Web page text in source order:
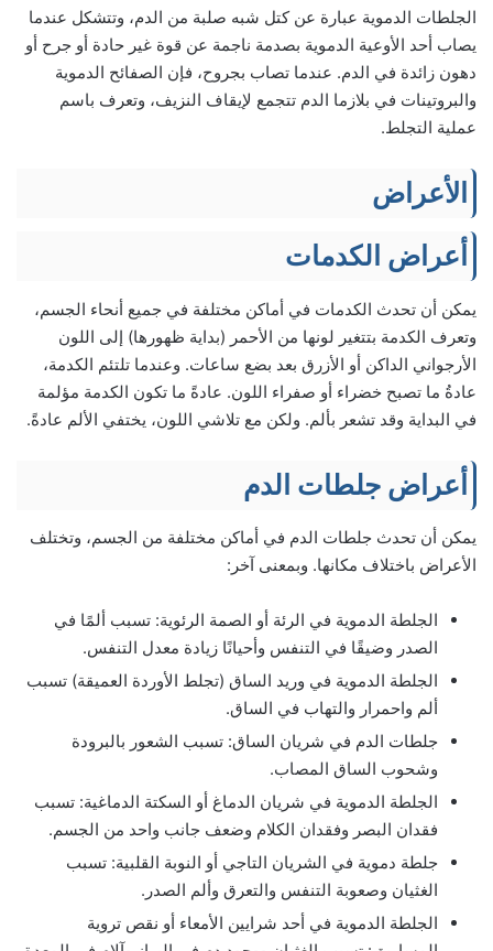
الجلطات الدموية عبارة عن كتل شبه صلبة من الدم، وتتشكل عندما
يصاب أحد الأوعية الدموية بصدمة ناجمة عن قوة غير حادة أو جرح أو
دهون زائدة في الدم. عندما تصاب بجروح، فإن الصفائح الدموية
والبروتينات في بلازما الدم تتجمع لإيقاف النزيف، وتعرف باسم
عملية التجلط.
الأعراض
أعراض الكدمات
يمكن أن تحدث الكدمات في أماكن مختلفة في جميع أنحاء الجسم،
وتعرف الكدمة بتتغير لونها من الأحمر (بداية ظهورها) إلى اللون
الأرجواني الداكن أو الأزرق بعد بضع ساعات. وعندما تلتئم الكدمة،
عادةُ ما تصبح خضراء أو صفراء اللون. عادةً ما تكون الكدمة مؤلمة
في البداية وقد تشعر بألم. ولكن مع تلاشي اللون، يختفي الألم عادةً.
أعراض جلطات الدم
يمكن أن تحدث جلطات الدم في أماكن مختلفة من الجسم، وتختلف
الأعراض باختلاف مكانها. وبمعنى آخر:
الجلطة الدموية في الرئة أو الصمة الرئوية: تسبب ألمًا في
الصدر وضيقًا في التنفس وأحيانًا زيادة معدل التنفس.
الجلطة الدموية في وريد الساق (تجلط الأوردة العميقة) تسبب
ألم واحمرار والتهاب في الساق.
جلطات الدم في شريان الساق: تسبب الشعور بالبرودة
وشحوب الساق المصاب.
الجلطة الدموية في شريان الدماغ أو السكتة الدماغية: تسبب
فقدان البصر وفقدان الكلام وضعف جانب واحد من الجسم.
جلطة دموية في الشريان التاجي أو النوبة القلبية: تسبب
الغثيان وصعوبة التنفس والتعرق وألم الصدر.
الجلطة الدموية في أحد شرايين الأمعاء أو نقص تروية